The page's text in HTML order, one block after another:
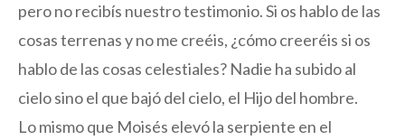
pero no recibís nuestro testimonio. Si os hablo de las
cosas terrenas y no me creéis, ¿cómo creeréis si os
hablo de las cosas celestiales? Nadie ha subido al
cielo sino el que bajó del cielo, el Hijo del hombre.
Lo mismo que Moisés elevó la serpiente en el